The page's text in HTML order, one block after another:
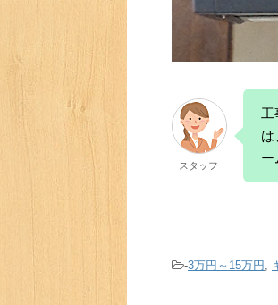
スタッフ
工
は
ー
-3万円～15万円 ,